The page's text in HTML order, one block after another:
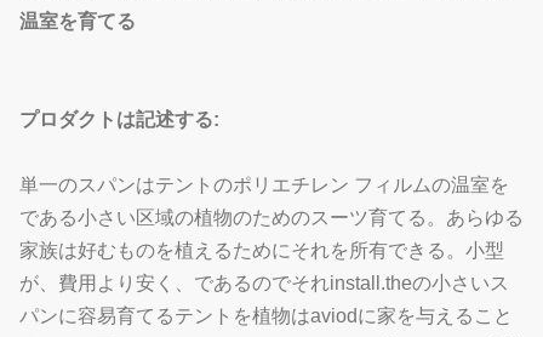
温室を育てる
プロダクトは記述する:
単一のスパンはテントのポリエチレン フィルムの温室を
である小さい区域の植物のためのスーツ育てる。あらゆる
家族は好むものを植えるためにそれを所有できる。小型
が、費用より安く、であるのでそれinstall.theの小さいス
パンに容易育てるテントを植物はaviodに家を与えること